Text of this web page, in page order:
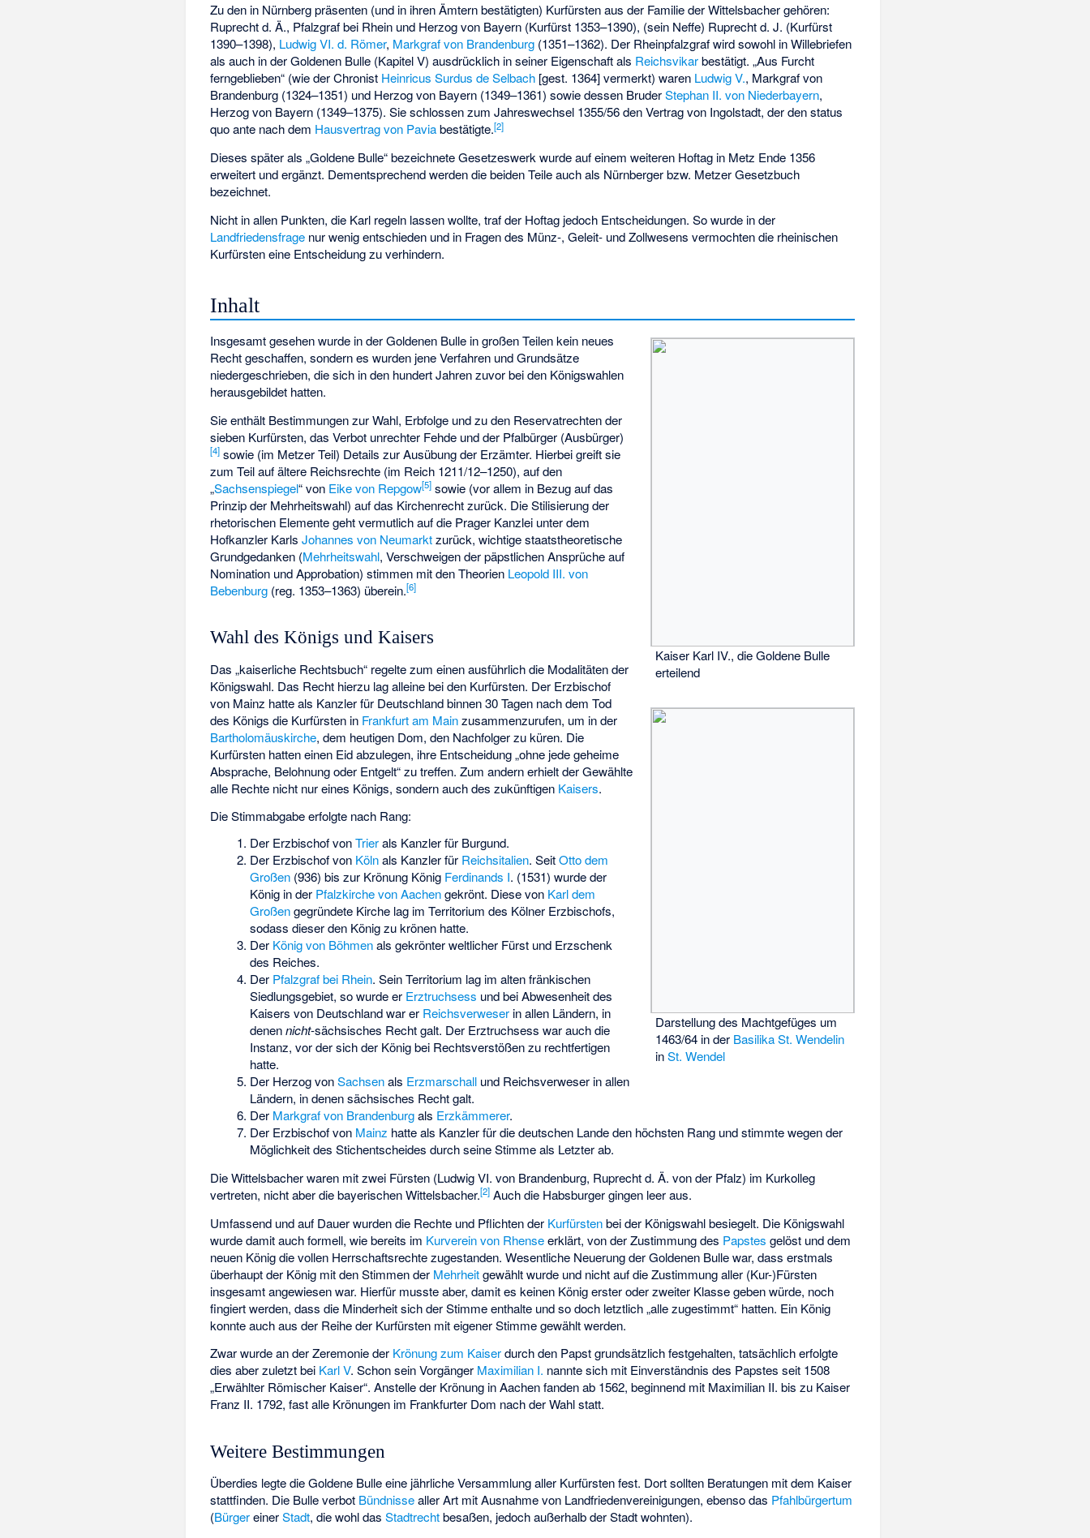
Zu den in Nürnberg präsenten (und in ihren Ämtern bestätigten) Kurfürsten aus der Familie der Wittelsbacher gehören:
Ruprecht d. Ä., Pfalzgraf bei Rhein und Herzog von Bayern (Kurfürst 1353–1390), (sein Neffe) Ruprecht d. J. (Kurfürst
1390–1398), Ludwig VI. d. Römer, Markgraf von Brandenburg (1351–1362). Der Rheinpfalzgraf wird sowohl inWillebriefen
als auch in der Goldenen Bulle (Kapitel V) ausdrücklich in seiner Eigenschaft als Reichsvikarbestätigt. „Aus Furcht
ferngeblieben“ (wie der Chronist Heinricus Surdus de Selbach [gest. 1364] vermerkt) waren Ludwig V., Markgraf von
Brandenburg (1324–1351) und Herzog von Bayern (1349–1361) sowie dessen BruderStephan II. von Niederbayern,
Herzog von Bayern (1349–1375). Sie schlossen zum Jahreswechsel 1355/56 den Vertrag von Ingolstadt, der den status
quo ante nach dem Hausvertrag von Paviabestätigte.[2]
Dieses später als „Goldene Bulle“ bezeichnete Gesetzeswerk wurde auf einem weiteren Hoftag in Metz Ende 1356
erweitert und ergänzt. Dementsprechend werden die beiden Teile auch als Nürnberger bzw. Metzer Gesetzbuch
bezeichnet.
Nicht in allen Punkten, die Karl regeln lassen wollte, traf der Hoftag jedoch Entscheidungen. So wurde in der
Landfriedensfrage nur wenig entschieden und in Fragen des Münz-, Geleit- und Zollwesens vermochten die rheinischen
Kurfürsten eine Entscheidung zu verhindern.
Inhalt
Kaiser Karl IV., die Goldene Bulle
erteilend
Darstellung des Machtgefüges um
1463/64 in der Basilika St. Wendelin
inSt. Wendel
Insgesamt gesehen wurde in der Goldenen Bulle in großen Teilen kein neues
Recht geschaffen, sondern es wurden jene Verfahren und Grundsätze
niedergeschrieben, die sich in den hundert Jahren zuvor bei den Königswahlen
herausgebildet hatten.
Sie enthält Bestimmungen zur Wahl, Erbfolge und zu den Reservatrechten der
sieben Kurfürsten, das Verbot unrechter Fehde und der Pfalbürger (Ausbürger)
[4] sowie (im Metzer Teil) Details zur Ausübung der Erzämter. Hierbei greift sie
zum Teil auf ältere Reichsrechte (im Reich 1211/12–1250), auf den
„Sachsenspiegel“ von Eike von Repgow[5] sowie (vor allem in Bezug auf das
Prinzip der Mehrheitswahl) auf das Kirchenrecht zurück. Die Stilisierung der
rhetorischen Elemente geht vermutlich auf die Prager Kanzlei unter dem
Hofkanzler KarlsJohannes von Neumarktzurück, wichtige staatstheoretische
Grundgedanken (Mehrheitswahl, Verschweigen der päpstlichen Ansprüche auf
Nomination und Approbation) stimmen mit den Theorien Leopold III. von
Bebenburg (reg. 1353–1363) überein.[6]
Wahl des Königs und Kaisers
Das „kaiserliche Rechtsbuch“ regelte zum einen ausführlich die Modalitäten der
Königswahl. Das Recht hierzu lag alleine bei den Kurfürsten. Der Erzbischof
von Mainz hatte als Kanzler für Deutschland binnen 30 Tagen nach dem Tod
des Königs die Kurfürsten in Frankfurt am Mainzusammenzurufen, um in der
Bartholomäuskirche, dem heutigen Dom, den Nachfolger zu küren. Die
Kurfürsten hatten einen Eid abzulegen, ihre Entscheidung „ohne jede geheime
Absprache, Belohnung oder Entgelt“ zu treffen. Zum andern erhielt der Gewählte
alle Rechte nicht nur eines Königs, sondern auch des zukünftigen Kaisers.
Die Stimmabgabe erfolgte nach Rang:
Der Erzbischof vonTrierals Kanzler für Burgund.
Der Erzbischof von Kölnals Kanzler für Reichsitalien. SeitOtto dem
Großen (936) bis zur Krönung König Ferdinands I. (1531) wurde der
König in der Pfalzkirche von Aachengekrönt. Diese von Karl dem
Großengegründete Kirche lag im Territorium des Kölner Erzbischofs,
sodass dieser den König zu krönen hatte.
Der König von Böhmenals gekrönter weltlicher Fürst und Erzschenk
des Reiches.
Der Pfalzgraf bei Rhein. Sein Territorium lag im alten fränkischen
Siedlungsgebiet, so wurde er Erztruchsess und bei Abwesenheit des
Kaisers von Deutschland war er Reichsverweser in allen Ländern, in
denennicht-sächsisches Recht galt. Der Erztruchsess war auch die
Instanz, vor der sich der König bei Rechtsverstößen zu rechtfertigen
hatte.
Der Herzog vonSachsenals Erzmarschall und Reichsverweser in allen
Ländern, in denen sächsisches Recht galt.
Der Markgraf von Brandenburgals Erzkämmerer.
Der Erzbischof von Mainz hatte als Kanzler für die deutschen Lande den höchsten Rang und stimmte wegen der
Möglichkeit des Stichentscheides durch seine Stimme als Letzter ab.
Die Wittelsbacher waren mit zwei Fürsten (Ludwig VI. von Brandenburg, Ruprecht d. Ä. von der Pfalz) im Kurkolleg
vertreten, nicht aber die bayerischen Wittelsbacher.[2] Auch die Habsburger gingen leer aus.
Umfassend und auf Dauer wurden die Rechte und Pflichten der Kurfürstenbei der Königswahl besiegelt. Die Königswahl
wurde damit auch formell, wie bereits im Kurverein von Rhenseerklärt, von der Zustimmung des Papstes gelöst und dem
neuen König die vollen Herrschaftsrechte zugestanden. Wesentliche Neuerung der Goldenen Bulle war, dass erstmals
überhaupt der König mit den Stimmen der Mehrheitgewählt wurde und nicht auf die Zustimmung aller (Kur-)Fürsten
insgesamt angewiesen war. Hierfür musste aber, damit es keinen König erster oder zweiter Klasse geben würde, noch
fingiert werden, dass die Minderheit sich der Stimme enthalte und so doch letztlich „alle zugestimmt“ hatten. Ein König
konnte auch aus der Reihe der Kurfürsten mit eigener Stimme gewählt werden.
Zwar wurde an der Zeremonie der Krönung zum Kaiserdurch den Papst grundsätzlich festgehalten, tatsächlich erfolgte
dies aber zuletzt bei Karl V. Schon sein Vorgänger Maximilian I. nannte sich mit Einverständnis des Papstes seit 1508
„Erwählter Römischer Kaiser“. Anstelle der Krönung in Aachen fanden ab 1562, beginnend mit Maximilian II. bis zu Kaiser
Franz II. 1792, fast alle Krönungen im Frankfurter Dom nach der Wahl statt.
Weitere Bestimmungen
Überdies legte die Goldene Bulle eine jährliche Versammlung aller Kurfürsten fest. Dort sollten Beratungen mit dem Kaiser
stattfinden. Die Bulle verbot Bündnissealler Art mit Ausnahme von Landfriedenvereinigungen, ebenso das Pfahlbürgertum
(BürgereinerStadt, die wohl dasStadtrechtbesaßen, jedoch außerhalb der Stadt wohnten).